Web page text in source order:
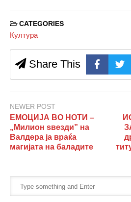
CATEGORIES
Култура
Share This
NEWER POST
ЕМОЦИЈА ВО НОТИ –
„Милион ѕвезди” на
Валдера ја враќа
магијата на баладите